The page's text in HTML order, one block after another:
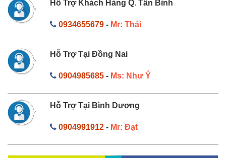
Hỗ Trợ Khách Hàng Q. Tân Bình
0934655679- Mr: Thái
Hỗ Trợ Tại Đồng Nai
0904985685- Ms: Như Ý
Hỗ Trợ Tại Bình Dương
0904991912- Mr: Đạt